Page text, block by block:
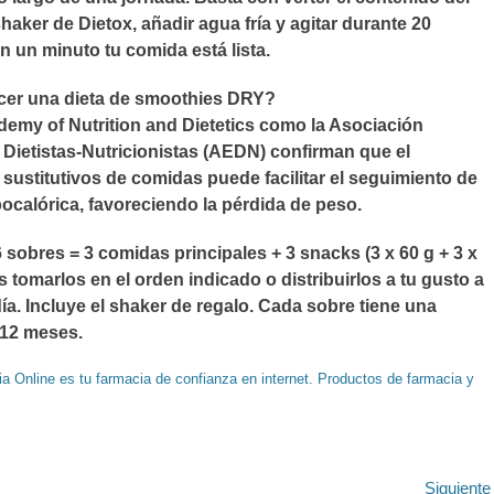
de Dietox, añadir agua fría y agitar durante 20
un minuto tu comida está lista.
una dieta de smoothies DRY?
of Nutrition and Dietetics como la Asociación
Nutricionistas (AEDN) confirman que el
de comidas puede facilitar el seguimiento de
favoreciendo la pérdida de peso.
= 3 comidas principales + 3 snacks (3 x 60 g + 3 x
tomarlos en el orden indicado o distribuirlos a tu gusto a
Incluye el shaker de regalo. Cada sobre tiene una
meses.
Online es tu farmacia de confianza en internet. Productos de farmacia y